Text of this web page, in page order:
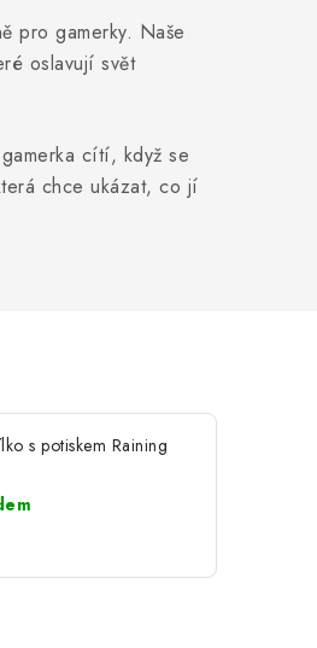
pro gamerky. Naše
oslavují svět
cítí, když se
chce ukázat, co jí
s potiskem Raining